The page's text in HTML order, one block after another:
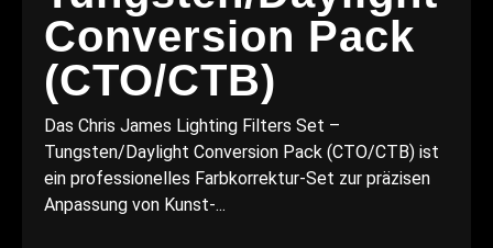
Conversion Pack
(CTO/CTB)
Das Chris James Lighting Filters Set –
Tungsten/Daylight Conversion Pack (CTO/CTB) ist
ein professionelles Farbkorrektur-Set zur präzisen
Anpassung von Kunst-...